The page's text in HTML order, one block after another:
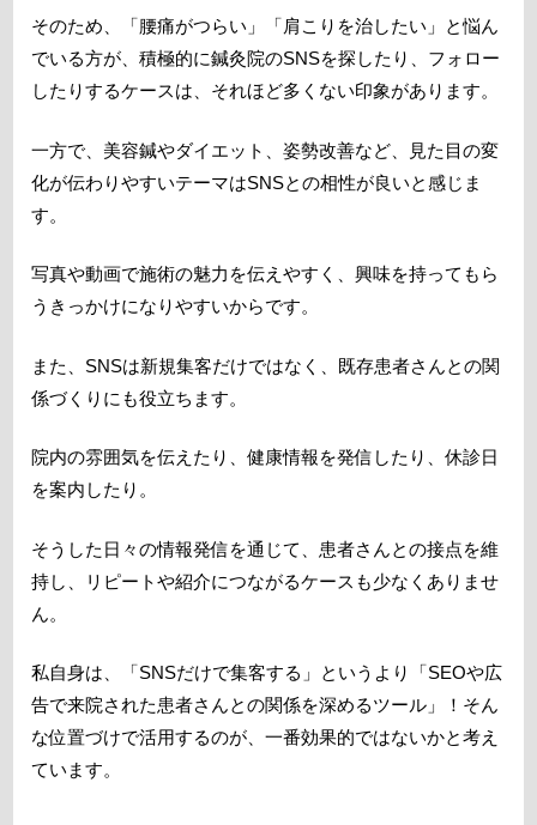
そのため、「腰痛がつらい」「肩こりを治したい」と悩ん
でいる方が、積極的に鍼灸院のSNSを探したり、フォロー
したりするケースは、それほど多くない印象があります。
一方で、美容鍼やダイエット、姿勢改善など、見た目の変
化が伝わりやすいテーマはSNSとの相性が良いと感じま
す。
写真や動画で施術の魅力を伝えやすく、興味を持ってもら
うきっかけになりやすいからです。
また、SNSは新規集客だけではなく、既存患者さんとの関
係づくりにも役立ちます。
院内の雰囲気を伝えたり、健康情報を発信したり、休診日
を案内したり。
そうした日々の情報発信を通じて、患者さんとの接点を維
持し、リピートや紹介につながるケースも少なくありませ
ん。
私自身は、「SNSだけで集客する」というより「SEOや広
告で来院された患者さんとの関係を深めるツール」！そん
な位置づけで活用するのが、一番効果的ではないかと考え
ています。